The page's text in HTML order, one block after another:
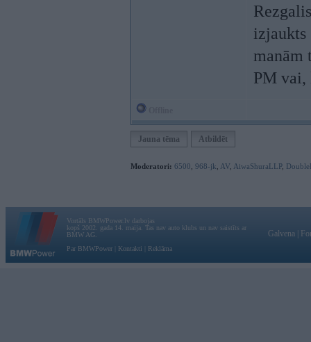
izjaukts
manām
PM vai,
Jauna tēma Atbildēt
Moderatori: 6500 968-jk AV AiwaShuraLLP,
Vortāls BMWPower.lv darbojas
kopš 2002. gada 14. maija. Tas nav auto klubs un nav saistīts ar
BMW AG.
Par BMWPower
Kontakti Reklāma
Galvena